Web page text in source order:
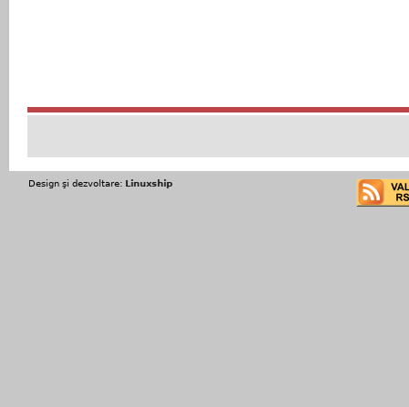
Design şi dezvoltare: Linuxship